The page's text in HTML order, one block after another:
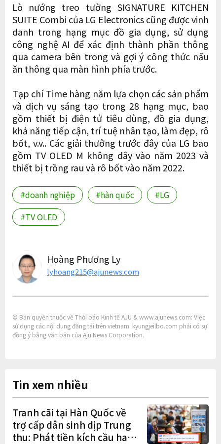
Lò nướng treo tường SIGNATURE KITCHEN
SUITE Combi của LG Electronics cũng được vinh
danh trong hạng mục đồ gia dụng, sử dụng
công nghệ AI để xác định thành phần thông
qua camera bên trong và gợi ý công thức nấu
ăn thông qua màn hình phía trước.
Tạp chí Time hàng năm lựa chọn các sản phẩm
và dịch vụ sáng tạo trong 28 hạng mục, bao
gồm thiết bị điện tử tiêu dùng, đồ gia dụng,
khả năng tiếp cận, trí tuệ nhân tạo, làm đẹp, rô
bốt, v.v.. Các giải thưởng trước đây của LG bao
gồm TV OLED M không dây vào năm 2023 và
thiết bị trồng rau và rô bốt vào năm 2022.
#doanh nghiệp #hàn quốc
#LG
#TV OLED
Hoàng Phương Ly
lyhoang215@ajunews.com
© Bản quyền thuộc về Thời báo Kinh tế AJU & www.ajunews.com: Việc
sử dụng các nội dung đăng tải trên vietnam. kyungjeilbo.com phải có sự
đồng ý bằng văn bản của Aju News Corporation.
Tin xem nhiều
Tranh cãi tại Hàn Quốc về
trợ cấp dân sinh dịp Trung
thu: Phát tiền kích cầu hay